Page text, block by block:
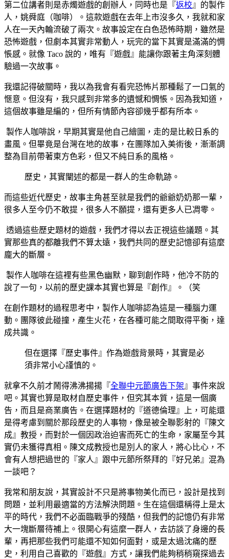
第二位講者則是赤燭遊戲的創辦人，同時也是『返校』的製作
人，姚舜庭（咖啡）。這款遊戲在去年上市沒多久，我就和家
人在一天內輪流破了兩次。故事設定在白色恐怖時期，雖然是
恐怖遊戲，但劇本其實非常動人，玩完的當下其實是滿滿的惆
悵感。就像 Taco 說的，唯有『遊戲』能讓你跟著主角深刻體
驗過一次故事。
我還記得破關時，我以為我會有看完恐怖片那種鬆了一口氣的
愜意。但沒有，我只感到非常多的遺憾和惆悵。因為我知道，
這個故事雖是編的，但所有情節內容卻幾乎都有所本。
製作人咖啡說，早期其實是他自己繪圖，走的是比較日系的
畫風。但畢竟是台灣在地的故事，在團隊加入美術後，漸漸調
整為目前帶著東方色彩，但又不純日系的風格。
歷史，其實闡述的都是一群人的生命軌跡。
而這些近代歷史，故事主角甚至就是我們的爺爺奶奶那一輩，
很多人至今仍不敢提，很多人不願提，還有更多人已凋零。
透過這些歷史題材的遊戲，我們才得以去正視這些議題。其
實那些真的都離我們不算太遠，我們共同的歷史記憶卻有這麼
龐大的斷層。
製作人咖啡在這裡有些黑色幽默，聊到創作時，他冷不防的
說了一句，以前的歷史課本其實也算是『創作』。（笑
在創作題材的過程思考中，製作人咖啡認為這是一種腦力運
動。團隊彼此碰撞，產生火花，在各種可能之間取得平衡，達
成共識。
但在選擇『歷史事件』作為遊戲背景時，其實是必
須非常小心謹慎的。
就拿不久前才鬧得沸沸揚揚『全聯中元節廣告下架 』事件來說
吧。其實也算是取材自歷史事件，但究其本質，這是一個廣
告，而且是商業廣告。在選擇題材的『道德倫理』上，可能還
是得考慮到關於那段歷史的人事物，像是被全聯影射的『陳文
成』教授，而對於一個因政治迫害而死亡的生命，家屬至今其
實仍未獲得真相。陳文成教授也是別人的家人，將心比心，不
會有人想把過世的『家人』跟中元節所祭拜的『好兄弟』混為
一談吧？
我常和朋友說，其實設計不只是將事物美化而已，設計是找到
問題，並利用最適當的方法解決問題。生在這個還稱得上是太
平的時代，我們不必面臨戰爭的殘酷，但我們的記憶仍有非常
大一塊斷層待補上。很開心有這麼一群人，去訪談了身邊的長
輩，再把那些我們可能還不知如何面對，或是太過沈痛的歷
史，利用自己喜歡的『遊戲』方式，讓我們能夠稍稍窺探過去